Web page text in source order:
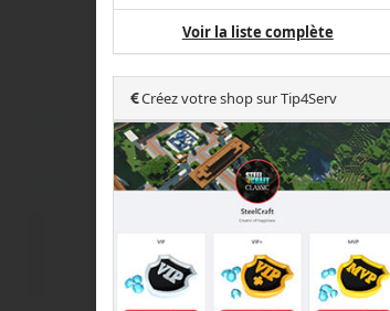
Voir la liste complète
Créez votre shop sur Tip4Serv